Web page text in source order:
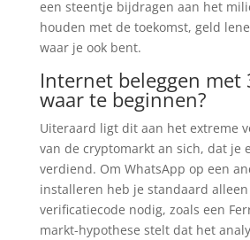
een steentje bijdragen aan het
houden met de toekomst, geld
waar je ook bent.
Internet beleggen met
waar te beginnen?
Uiteraard ligt dit aan het extreme
van de cryptomarkt an sich, dat je
verdiend. Om WhatsApp op een
installeren heb je standaard alleen
verificatiecode nodig, zoals een
markt-hypothese stelt dat het